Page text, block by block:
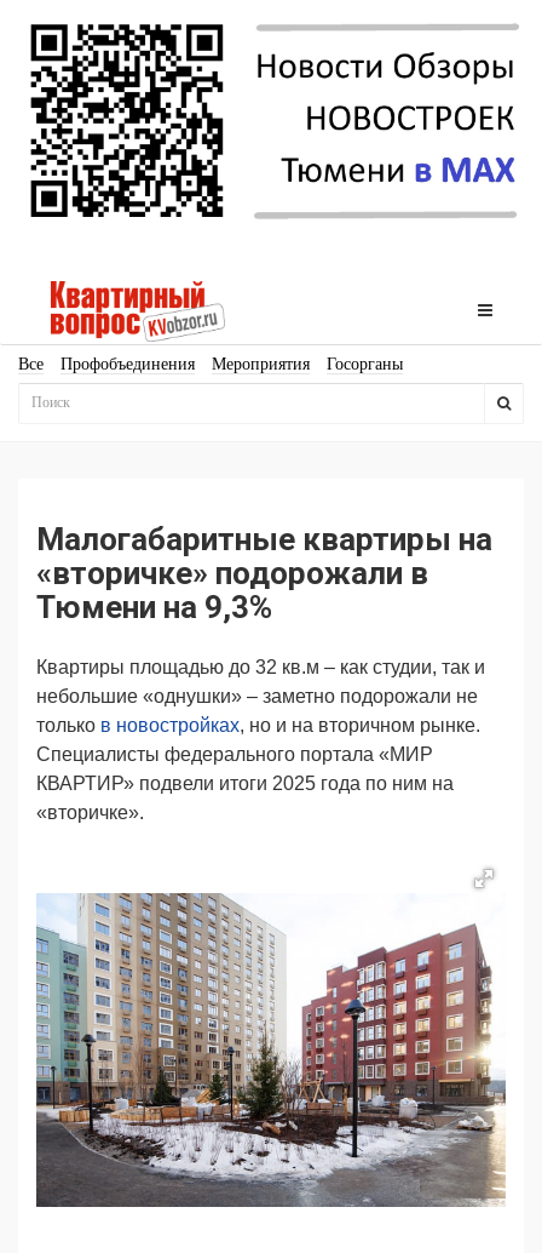
Все Профобъединения Мероприятия Госорганы
Новостройки
Поздравляем
Ещё
Малогабаритные квартиры на
«вторичке» подорожали в
Тюмени на 9,3%
Квартиры площадью до 32 кв.м – как студии, так и
небольшие «однушки» – заметно подорожали не
только в новостройках, но и на вторичном рынке.
Специалисты федерального портала «МИР
КВАРТИР» подвели итоги 2025 года по ним на
«вторичке».